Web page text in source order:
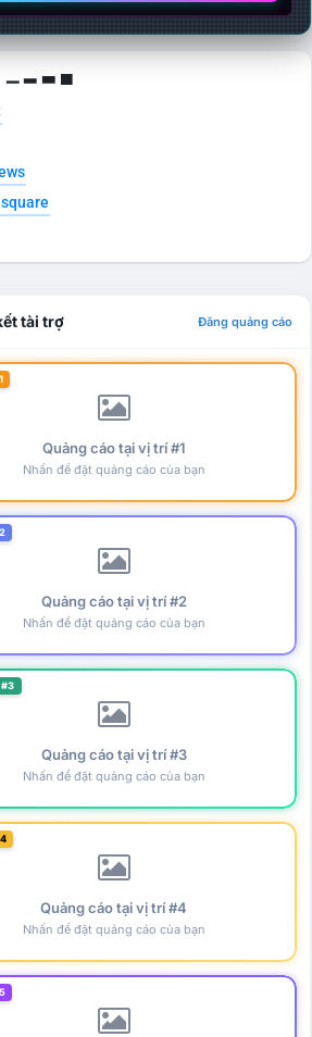
▁ ▂ ▃ ▄
tài trợ Đăng quảng cáo
Quảng cáo tại vị trí #1
Nhấn để đặt quảng cáo của bạn
Quảng cáo tại vị trí #2
Nhấn để đặt quảng cáo của bạn
Quảng cáo tại vị trí #3
Nhấn để đặt quảng cáo của bạn
Quảng cáo tại vị trí #4
Nhấn để đặt quảng cáo của bạn